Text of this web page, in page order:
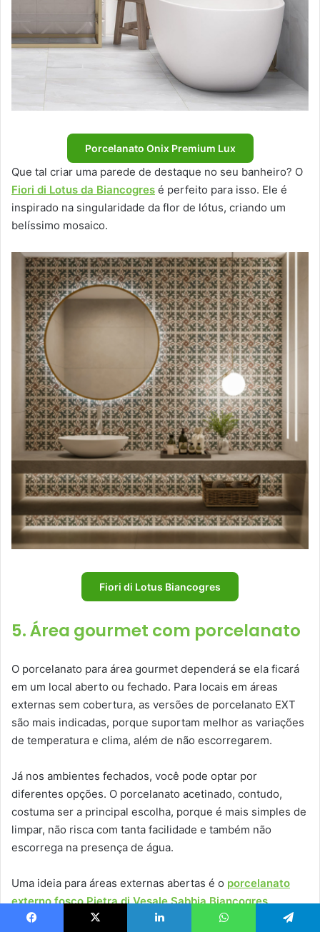
Porcelanato Onix Premium Lux
Que tal criar uma parede de destaque no seu banheiro? O
Fiori di Lotus da Biancogres é perfeito para isso. Ele é
inspirado na singularidade da flor de lótus, criando um
belíssimo mosaico.
Fiori di Lotus Biancogres
5. Área gourmet com porcelanato
O porcelanato para área gourmet dependerá se ela ficará
em um local aberto ou fechado. Para locais em áreas
externas sem cobertura, as versões de porcelanato EXT
são mais indicadas, porque suportam melhor as variações
de temperatura e clima, além de não escorregarem.
Já nos ambientes fechados, você pode optar por
diferentes opções. O porcelanato acetinado, contudo,
costuma ser a principal escolha, porque é mais simples de
limpar, não risca com tanta facilidade e também não
escorrega na presença de água.
Uma ideia para áreas externas abertas é o porcelanato
externo fosco Pietra di Vesale Sabbia Biancogres.